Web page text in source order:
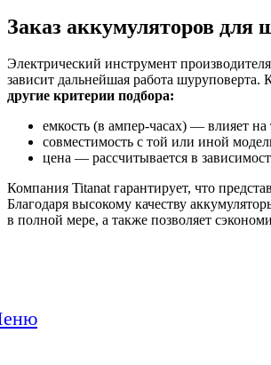
Заказ аккумуляторов для
Электрический инструмент
зависит дальнейшая работа
другие критерии подбора:
емкость (в ампер-часах) — влияет на
совместимость с той или иной
цена — рассчитывается в
Компания Titanat гарантирует, что
Благодаря высокому качеству
в полной мере, а также позволяет